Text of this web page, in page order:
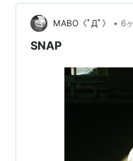
MABO《ﾟДﾟ》 • 6
SNAP